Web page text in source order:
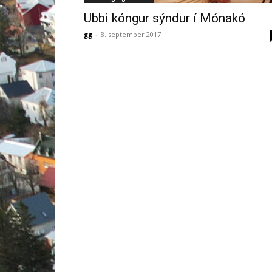
Ubbi kóngur sýndur í Mónakó
gg - 8. september 2017